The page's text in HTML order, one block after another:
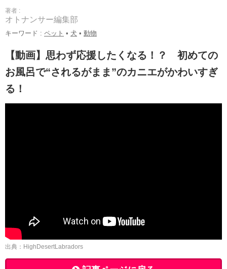
著者 :
オトナンサー編集部
キーワード : ペット • 犬 • 動物
【動画】思わず応援したくなる！？ 初めての
お風呂で“されるがまま”のカニエがかわいすぎ
る！
出典：HighDesertLabradors